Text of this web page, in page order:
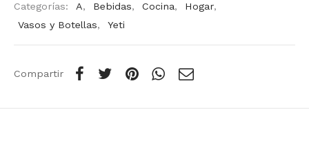
Categorías:
A, Bebidas, Cocina, Hogar,
Vasos y Botellas, Yeti
Compartir